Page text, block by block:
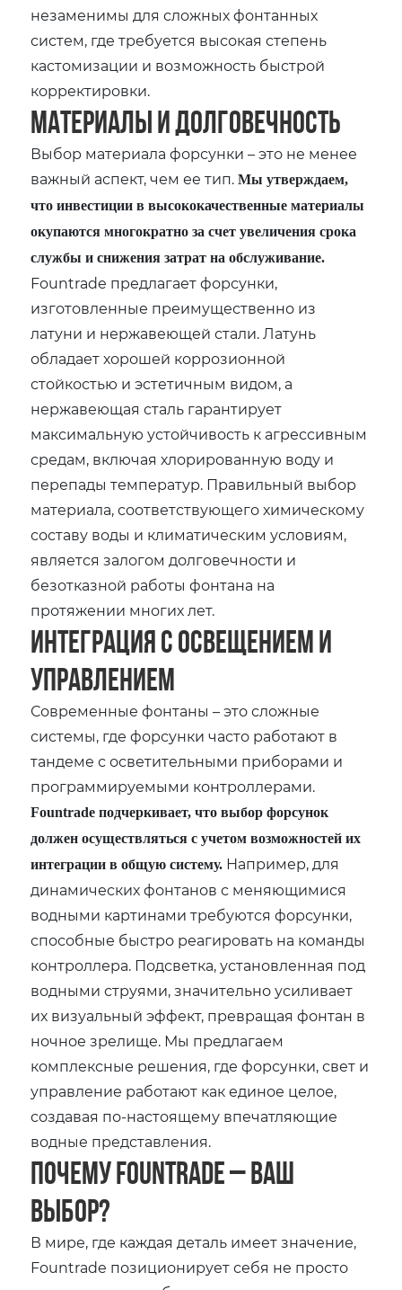
незаменимы для сложных фонтанных
систем, где требуется высокая степень
кастомизации и возможность быстрой
корректировки.
Материалы и долговечность
Выбор материала форсунки – это не менее
важный аспект, чем ее тип.Мы утверждаем,
что инвестиции в высококачественные материалы
окупаются многократно за счет увеличения срока
службы и снижения затрат на обслуживание.
Fountrade предлагает форсунки,
изготовленные преимущественно из
латуни и нержавеющей стали. Латунь
обладает хорошей коррозионной
стойкостью и эстетичным видом, а
нержавеющая сталь гарантирует
максимальную устойчивость к агрессивным
средам, включая хлорированную воду и
перепады температур. Правильный выбор
материала, соответствующего химическому
составу воды и климатическим условиям,
является залогом долговечности и
безотказной работы фонтана на
протяжении многих лет.
Интеграция с освещением и
управлением
Современные фонтаны – это сложные
системы, где форсунки часто работают в
тандеме с осветительными приборами и
программируемыми контроллерами.
Fountrade подчеркивает, что выбор форсунок
должен осуществляться с учетом возможностей их
интеграции в общую систему. Например, для
динамических фонтанов с меняющимися
водными картинами требуются форсунки,
способные быстро реагировать на команды
контроллера. Подсветка, установленная под
водными струями, значительно усиливает
их визуальный эффект, превращая фонтан в
ночное зрелище. Мы предлагаем
комплексные решения, где форсунки, свет и
управление работают как единое целое,
создавая по-настоящему впечатляющие
водные представления.
Почему Fountrade – Ваш
выбор?
В мире, где каждая деталь имеет значение,
Fountrade позиционирует себя не просто